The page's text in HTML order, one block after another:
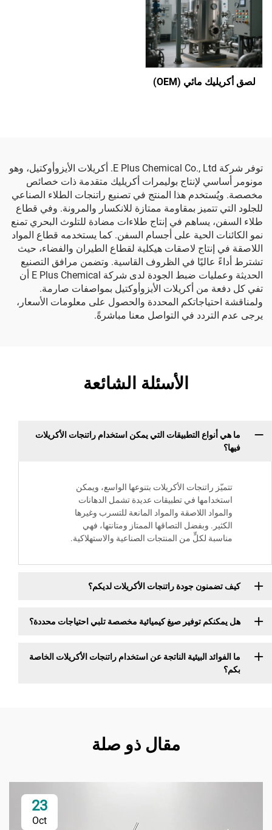
لصق أكريليك مائي (OEM)
توفر شركة E Plus Chemical Co., Ltd. أكريلات الأيزوأوكتيل، وهو
مونومر أساسي لإنتاج بوليمرات أكريليك متقدمة ذات خصائص
مخصصة. ويُستخدم هذا المنتج في تصنيع راتنجات الطلاء الصناعي
للجلود التي تتميز بمقاومة ممتازة للانكسار والمرونة. وفي قطاع
طلاء السفن، يساهم في إنتاج طلاءات مضادة للتلوث البحري تمنع
نمو الكائنات الحية على أجسام السفن. كما يستخدمه قطاع المواد
اللاصقة في إنتاج لاصقات هيكلية لقطاع الطيران والفضاء، حيث
تشترط أداءً عاليًا في الظروف القاسية. وتضمن مرافق التصنيع
الحديثة وعمليات ضبط الجودة لدى شركة E Plus Chemical أن
تفي كل دفعة من أكريلات الأيزوأوكتيل بمواصفات صارمة.
ولمناقشة احتياجاتكم المحددة والحصول على معلومات الأسعار،
يرجى عدم التردد في التواصل معنا مباشرةً.
الأسئلة الشائعة
ما هي أنواع التطبيقات التي يمكن استخدام راتنجات الأكريلات
فيها؟
تتميّز راتنجات الأكريلات بتنوعها الواسع، ويمكن
استخدامها في تطبيقات عديدة تشمل الدهانات
والمواد اللاصقة والمواد المانعة للتسرب وغيرها
الكثير. وبفضل التصاقها الممتاز ومتانتها، فهي
مناسبة لكلٍّ من المنتجات الصناعية والاستهلاكية.
كيف تضمنون جودة راتنجات الأكريلات لديكم؟
هل يمكنكم توفير صيغ كيميائية مخصصة تلبي احتياجات محددة؟
ما الفوائد البيئية الناتجة عن استخدام راتنجات الأكريلات الخاصة
بكم؟
مقال ذو صلة
23
Oct